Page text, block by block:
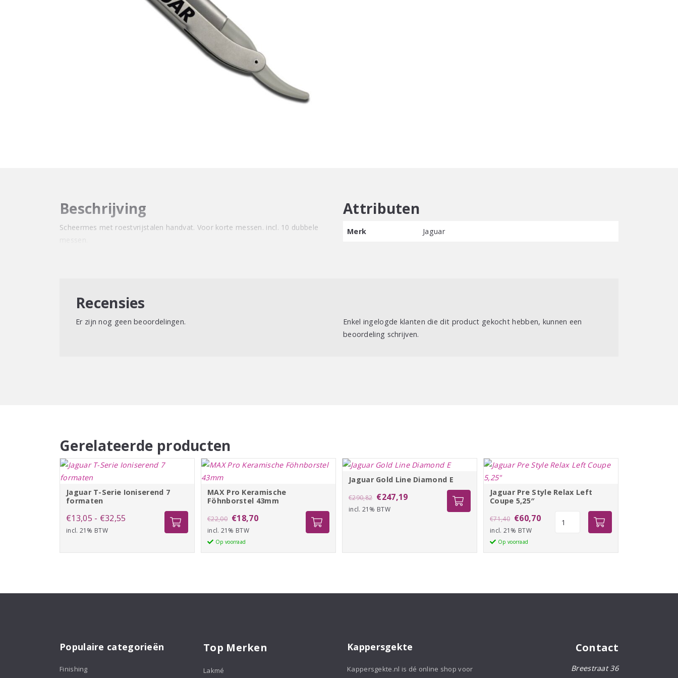
Beschrijving
Scheermes met roestvrijstalen handvat. Voor korte messen. incl. 10 dubbele
Attributen
Merk Jaguar
Recensies
Er zijn nog geen beoordelingen.
Enkel ingelogde klanten die dit product gekocht hebben, kunnen een
beoordeling schrijven.
Gerelateerde producten
Jaguar T-Serie Ioniserend 7
formaten
€13,05 - €32,55
incl. 21% BTW
MAX Pro Keramische
Föhnborstel 43mm
€22,00 Oorspronkelijke
prijs
was:
€18,70Huidige
incl. 21% BTW
Op voorraad
MAX
Pro
Föhnborstel
Jaguar Gold Line Diamond E
€290,82 Oorspronkelijke
prijs
€247,19Huidige
incl. 21% BTW
Jaguar Pre Style Relax Left
Coupe 5,25″
€71,40 Oorspronkelijke
prijs
was:
€60,70Huidige
incl. 21% BTW
Op voorraad
Relax
5,25"
Populaire categorieën
Finishing
Top Merken
Lakmé
Kappersgekte
Kappersgekte.nl is dé online shop voor
Contact
Breestraat 36